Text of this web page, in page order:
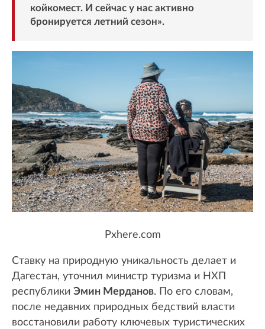
койкомест. И сейчас у нас активно
бронируется летний сезон».
Pxhere.com
Ставку на природную уникальность делает и
Дагестан, уточнил министр туризма и НХП
республики Эмин Мерданов. По его словам,
после недавних природных бедствий власти
восстановили работу ключевых туристических